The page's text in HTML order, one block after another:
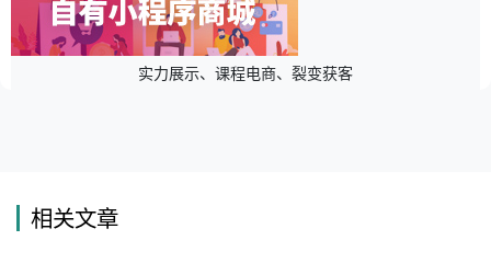
实力展示、课程电商、裂变获客
相关文章